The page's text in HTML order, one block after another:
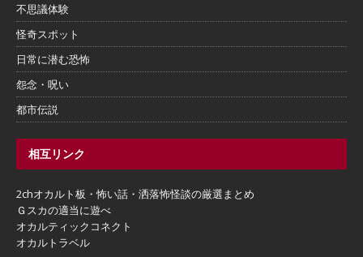
不思議体験
怪奇スポット
日常に潜む恐怖
怨念・呪い
都市伝説
相互リンク
2chオカルト板・怖い話・洒落怖怪談の厳選まとめ
Ｇスカの適当に遊べ
オカルティックコネクト
オカルトラベル